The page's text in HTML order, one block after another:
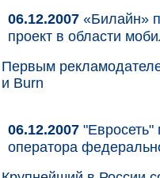
06.12.2007 «Билайн»
проект в области
Первым
и Burn
06.12.2007 "Евросеть"
оператора